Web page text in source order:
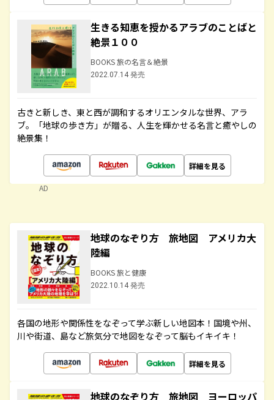
生きる知恵を授かるアラブのことばと
絶景１００
BOOKS 旅の名言＆絶景
2022.07.14 発売
古きと新しき、東と西が調和するオリエンタルな世界、アラ
ブ。「地球の歩き方」が贈る、人生を輝かせる名言と癒やしの
絶景集！
詳細を見る
AD
地球のなぞり方 旅地図 アメリカ大
陸編
BOOKS 旅と健康
2022.10.14 発売
各国の地形や関係性をなぞって学ぶ新しい地図本！国境や州、
川や街道、島など旅気分で地図をなぞって脳もイキイキ！
詳細を見る
地球のなぞり方 旅地図 ヨーロッパ